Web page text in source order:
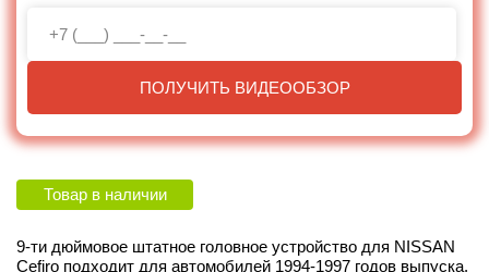
ПОЛУЧИТЬ ВИДЕООБЗОР
Товар в наличии
9-ти дюймовое штатное головное устройство для NISSAN
Cefiro подходит для автомобилей 1994-1997 годов выпуска.